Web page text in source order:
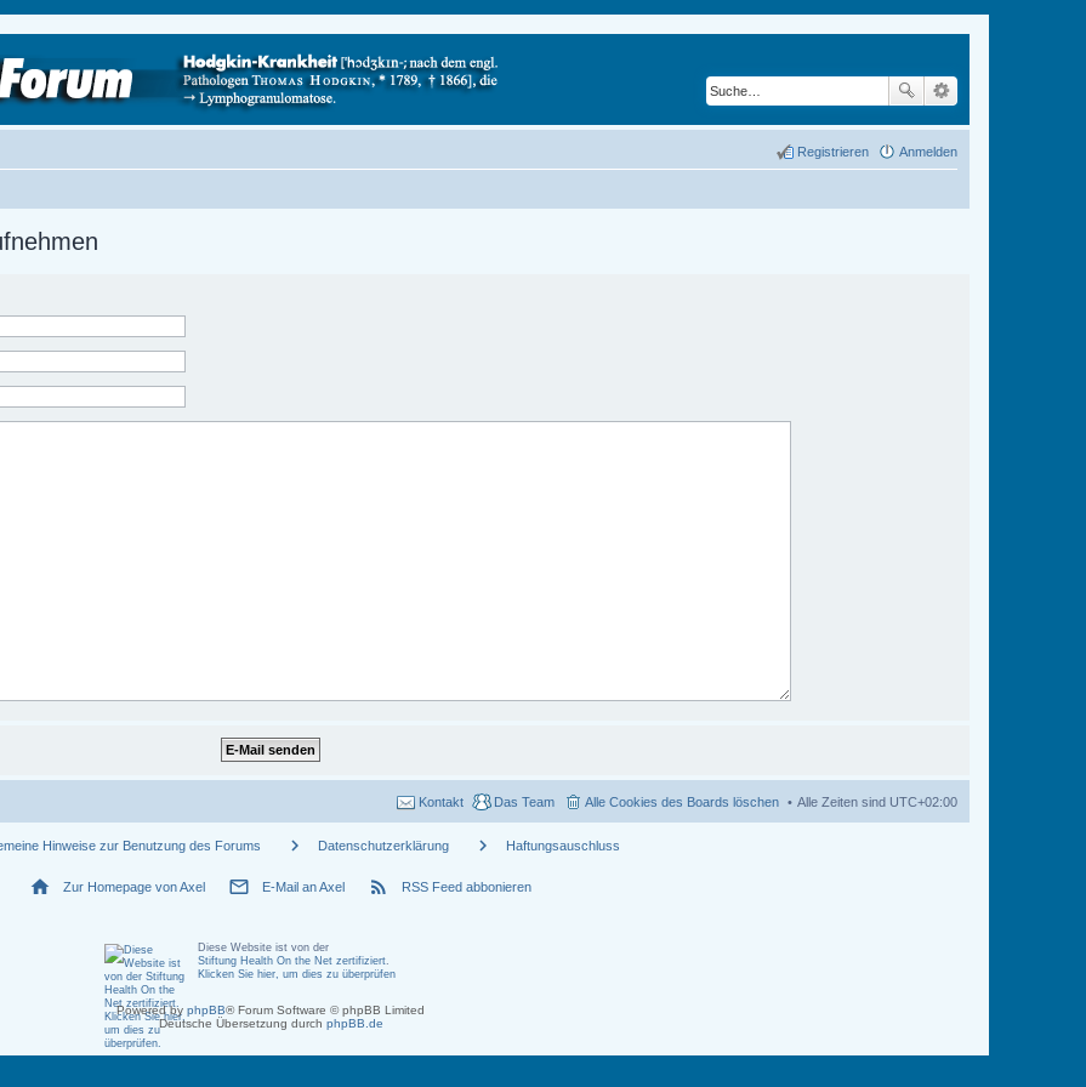
Anmelden
Registrieren
Alle Zeiten sind UTC+02:00
Alle Cookies des Boards löschen
Das Team
Kontakt
Hinweise zur Benutzung des Forums chevron_right Datenschutzerklärung chevron_right Haftungsauschluss
home Zur Homepage von Axel mail_outline E-Mail an Axel rss_feed RSS Feed abbonieren
Diese Website ist von der
Stiftung Health On the Net zertifiziert.
Klicken Sie hier, um dies zu überprüfen
Powered by phpBB® Forum Software © phpBB Limited
Deutsche Übersetzung durch phpBB.de